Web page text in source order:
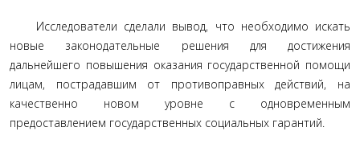
Исследователи сделали вывод, что необходимо искать
новые законодательные решения для достижения
дальнейшего повышения оказания государственной помощи
лицам, пострадавшим от противоправных действий, на
качественно новом уровне с одновременным
предоставлением государственных социальных гарантий.